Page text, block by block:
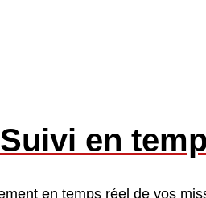
Suivi en
en temps réel de vos